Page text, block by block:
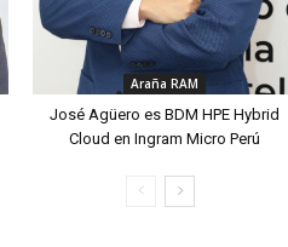
Araña RAM
José Agüero es BDM HPE Hybrid
Cloud en Ingram Micro Perú